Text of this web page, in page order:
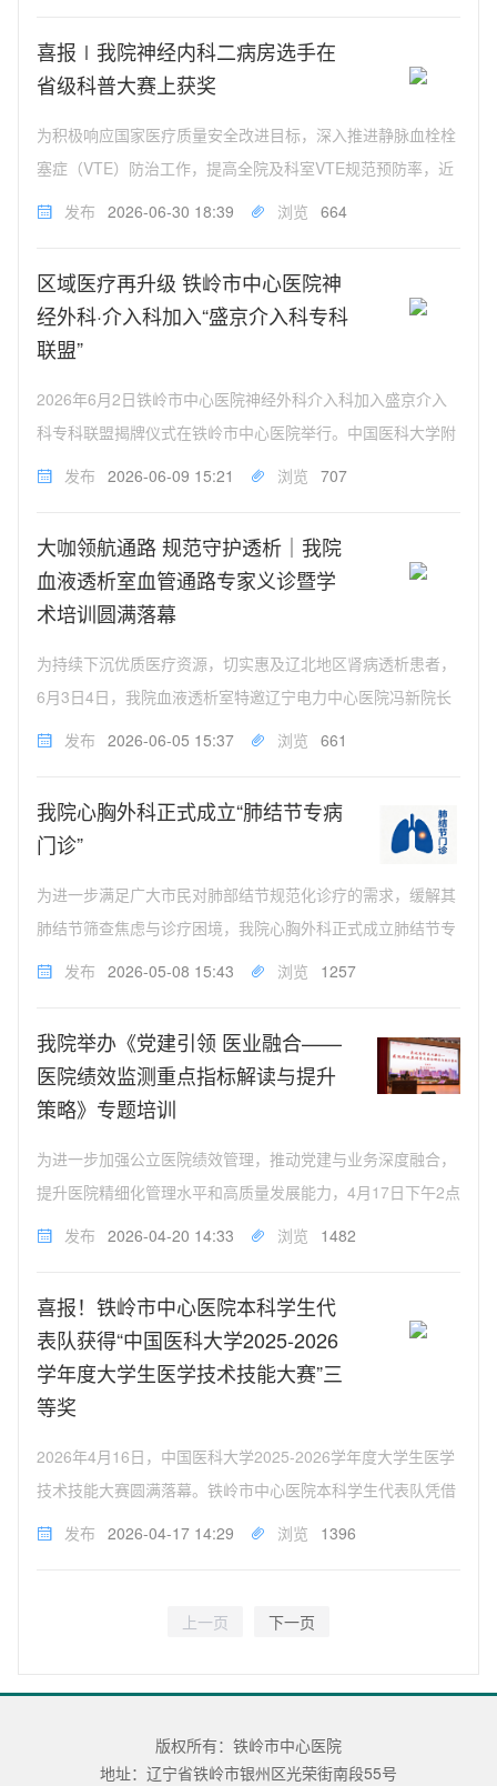
衔接理论与临床...
喜报∣我院神经内科二病房选手在
省级科普大赛上获奖
为积极响应国家医疗质量安全改进目标，深入推进静脉血栓栓
塞症（VTE）防治工作，提高全院及科室VTE规范预防率，近
日，我院神经内科二病房精心组织团队，参加辽宁省VTE专科
经过激烈角逐，参...
发布 2026-06-30 18:39 浏览 664
区域医疗再升级 铁岭市中心医院神
经外科·介入科加入“盛京介入科专科
联盟”
2026年6月2日铁岭市中心医院神经外科介入科加入盛京介入
科专科联盟揭牌仪式在铁岭市中心医院举行。中国医科大学附
属盛京医院介入科主任牛猛教授带领专家团队莅临指导，并为
任李克、介入专业负责...
发布 2026-06-09 15:21 浏览 707
大咖领航通路 规范守护透析｜我院
血液透析室血管通路专家义诊暨学
术培训圆满落幕
为持续下沉优质医疗资源，切实惠及辽北地区肾病透析患者，
6月3日4日，我院血液透析室特邀辽宁电力中心医院冯新院长
带队，携血管通路领域权威专家李星儒主任、张娜主任及肾内
列活动。免费义诊【专家...
发布 2026-06-05 15:37 浏览 661
我院心胸外科正式成立“肺结节专病
门诊”
为进一步满足广大市民对肺部结节规范化诊疗的需求，缓解其
肺结节筛查焦虑与诊疗困境，我院心胸外科正式成立肺结节专
病门诊。专病门诊依托科室专业诊疗团队、先进诊疗技术及多
发布 2026-05-08 15:43 浏览 1257
我院举办《党建引领 医业融合——
医院绩效监测重点指标解读与提升
策略》专题培训
为进一步加强公立医院绩效管理，推动党建与业务深度融合，
提升医院精细化管理水平和高质量发展能力，4月17日下午2点
至5点，我院特邀武汉大学中南医院门诊医技党总支书记（原
发布 2026-04-20 14:33 浏览 1482
喜报！铁岭市中心医院本科学生代
表队获得“中国医科大学2025-2026
学年度大学生医学技术技能大赛”三
等奖
2026年4月16日，中国医科大学2025-2026学年度大学生医学
技术技能大赛圆满落幕。铁岭市中心医院本科学生代表队凭借
扎实的专业功底、规范的操作技能及默契的团队协作，从34支
发布 2026-04-17 14:29 浏览 1396
版权所有：铁岭市中心医院
地址：辽宁省铁岭市银州区光荣街南段55号